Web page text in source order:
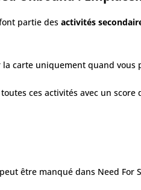
partie des activités
la carte uniquement quand
ces activités avec un
être manqué dans Need